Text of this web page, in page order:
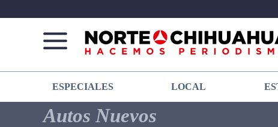
Norte
De
Chihuahua
Más
que
noticias,
hacemos periodismo
ESPECIALES LOCAL
Autos Nuevos